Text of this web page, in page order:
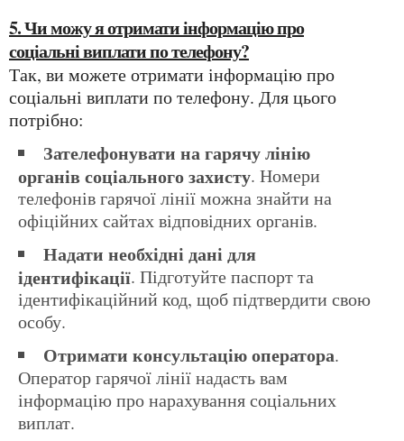
5. Чи можу я отримати інформацію про
соціальні виплати по телефону?
Так, ви можете отримати інформацію про
соціальні виплати по телефону. Для цього
потрібно:
Зателефонувати на гарячу лінію
органів соціального захисту. Номери
телефонів гарячої лінії можна знайти на
офіційних сайтах відповідних органів.
Надати необхідні дані для
ідентифікації. Підготуйте паспорт та
ідентифікаційний код, щоб підтвердити свою
особу.
Отримати консультацію оператора.
Оператор гарячої лінії надасть вам
інформацію про нарахування соціальних
виплат.